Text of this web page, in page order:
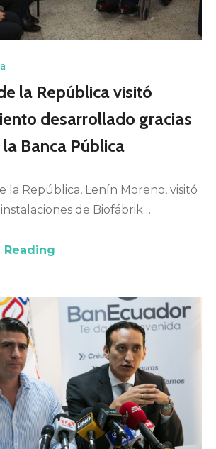
la República visitó
desarrollado gracias
Banca Pública
la República, Lenín Moreno, visitó
de Biofábrik…
Reading